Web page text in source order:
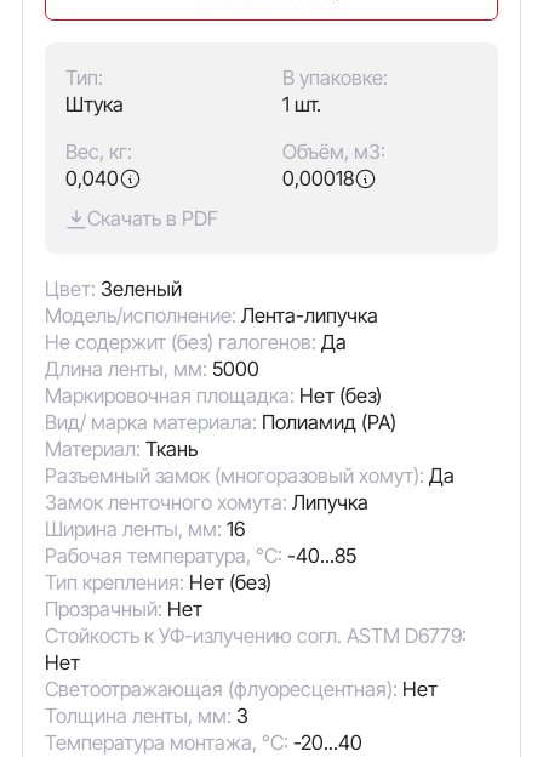
Тип:
Штука
В упаковке:
1 шт.
Вес, кг:
0,040
Объём, м3:
0,00018
Скачать в PDF
Цвет: Зеленый
Модель/исполнение: Лента-липучка
Не содержит (без) галогенов: Да
Длина ленты, мм: 5000
Маркировочная площадка: Нет (без)
Вид/ марка материала: Полиамид (PA)
Материал: Ткань
Разъемный замок (многоразовый хомут): Да
Замок ленточного хомута: Липучка
Ширина ленты, мм: 16
Рабочая температура, °C: -40...85
Тип крепления: Нет (без)
Прозрачный: Нет
Стойкость к УФ-излучению согл. ASTM D6779:
Нет
Светоотражающая (флуоресцентная): Нет
Толщина ленты, мм: 3
Температура монтажа, °C: -20...40